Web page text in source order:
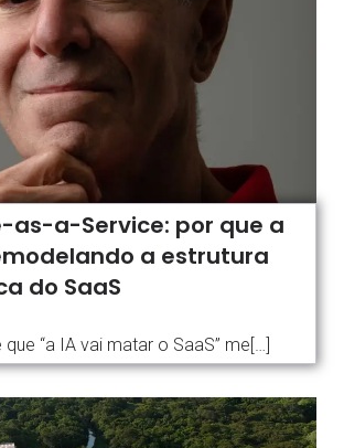
as-a-Service: por que a
a estrutura
do SaaS
“a IA vai matar o SaaS” me[…]